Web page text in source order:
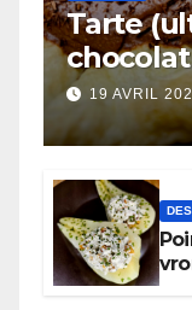
Tarte
19 AVRIL